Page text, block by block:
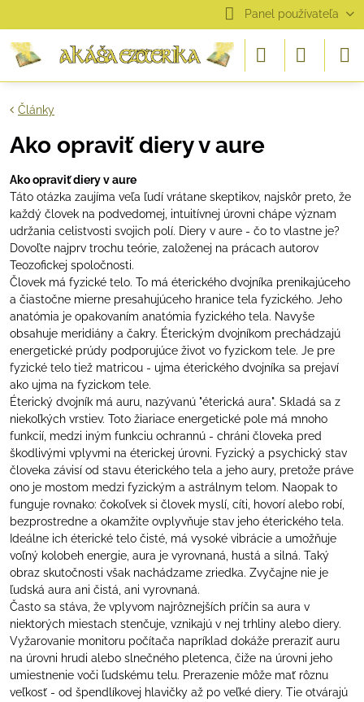
Panel používateľa
Články
Ako opraviť diery v aure
Ako opraviť diery v aure
Táto otázka zaujíma veľa ľudí vrátane skeptikov, najskôr preto, že
každý človek na podvedomej, intuitívnej úrovni chápe význam
udržania celistvosti svojich polí. Diery v aure - čo to vlastne je?
Dovoľte najprv trochu teórie, založenej na prácach autorov
Teozofickej spoločnosti.
Človek má fyzické telo. To má éterického dvojníka prenikajúceho
a čiastočne mierne presahujúceho hranice tela fyzického. Jeho
anatómia je opakovaním anatómia fyzického tela. Navyše
obsahuje meridiány a čakry. Éterickým dvojníkom prechádzajú
energetické prúdy podporujúce život vo fyzickom tele. Je pre
fyzické telo tiež matricou - ujma éterického dvojníka sa prejaví
ako ujma na fyzickom tele.
Éterický dvojník má auru, nazývanú "éterická aura". Skladá sa z
niekoľkých vrstiev. Toto žiariace energetické pole má mnoho
funkcií, medzi iným funkciu ochrannú - chráni človeka pred
škodlivými vplyvmi na éterickej úrovni. Fyzický a psychický stav
človeka závisí od stavu éterického tela a jeho aury, pretože práve
ono je mostom medzi fyzickým a astrálnym telom. Naopak to
funguje rovnako: čokoľvek si človek myslí, cíti, hovorí alebo robí,
bezprostredne a okamžite ovplyvňuje stav jeho éterického tela.
Ideálne ich éterické telo čisté, má vysoké vibrácie a umožňuje
voľný kolobeh energie, aura je vyrovnaná, hustá a silná. Taký
obraz skutočnosti však nachádzame zriedka. Zvyčajne nie je
ľudská aura ani čistá, ani vyrovnaná.
Často sa stáva, že vplyvom najrôznejších príčin sa aura v
niektorých miestach stenčuje, vznikajú v nej trhliny alebo diery.
Vyžarovanie monitoru počítača napríklad dokáže preraziť auru
na úrovni hrudi alebo slnečného pletenca, čiže na úrovni jeho
umiestnenie voči ľudskému telu. Prerazenie môže mať rôznu
veľkosť - od špendlíkovej hlavičky až po veľké diery. Tie otvárajú